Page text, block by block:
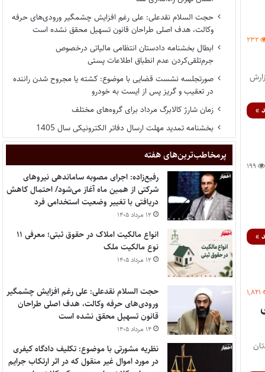
۲۳۲
به گزارش
»
۱۹۹
»
۱,۸۲۱
سال ۱۴۰۵ لطفا خودتان
حجت السلام نقدعلی: علی رغم افزایش چشمگیر ورودی‌های حرفه
وکالت، هدف اصلی طراحان قانون تسهیل محقق نشده است
ابطال بخشنامه دادستان انتظامی مالیاتی درخصوص
جرم‌تلقی‌کردن عدم انطباق اطلاعات پستی
صورتجلسه نشست قضایی با موضوع: کشته یا مجروح شدن راننده
در تعقیب و گریز پس از ایست به خودرو
زمان شارژ کالابرگ مرداد برای گروه‌های مختلف
بخشنامه تمدید مهلت ارسال دفاتر الکترونیکی سال 1405
پر‌مخاطب‌ترین‌های هفته
رفیع‌زاده: اجرای مصوبه ساماندهی نیروهای
شرکتی از همین ماه آغاز می‌شود/ احتمال کاهش
دریافتی با تغییر وضعیت استخدامی فرد
۱۲ مرداد ۱۴۰۵
انواع مالکیت املاک در حقوق ثبتی؛ معرفی ۱۱
نوع مالکیت ملک
۱۲ مرداد ۱۴۰۵
حجت السلام نقدعلی: علی رغم افزایش چشمگیر
ورودی‌های حرفه وکالت، هدف اصلی طراحان
قانون تسهیل محقق نشده است
۱۴ مرداد ۱۴۰۵
نظریه مشورتی با موضوع: تکلیف دادگاه کیفری
در مورد اموال غیر منقول که در اثر ارتکاب جرایم